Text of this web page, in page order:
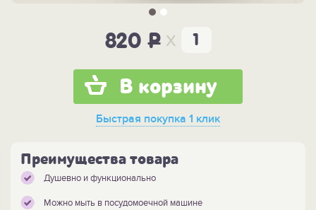
820P x
В корзину
Быстрая покупка 1 клик
Преимущества товара
Душевно и функционально
Можно мыть в посудомоечной машине